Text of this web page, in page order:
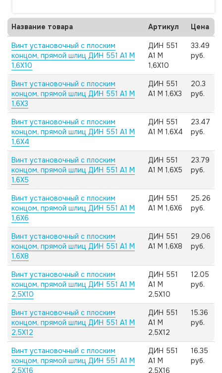
Название товара Артикул Цена
Винт установочный с плоским
концом, прямой шлиц ДИН 551 А1 M
1,6X10
ДИН 551
А1 M
1,6X10
33.49
руб.
Винт установочный с плоским
концом, прямой шлиц ДИН 551 А1 M
1,6X3
ДИН 551
А1 M 1,6X3
20.3
руб.
Винт установочный с плоским
концом, прямой шлиц ДИН 551 А1 M
1,6X4
ДИН 551
А1 M 1,6X4
23.47
руб.
Винт установочный с плоским
концом, прямой шлиц ДИН 551 А1 M
1,6X5
ДИН 551
А1 M 1,6X5
23.79
руб.
Винт установочный с плоским
концом, прямой шлиц ДИН 551 А1 M
1,6X6
ДИН 551
А1 M 1,6X6
25.26
руб.
Винт установочный с плоским
концом, прямой шлиц ДИН 551 А1 M
1,6X8
ДИН 551
А1 M 1,6X8
29.06
руб.
Винт установочный с плоским
концом, прямой шлиц ДИН 551 А1 M
2,5X10
ДИН 551
А1 M
2,5X10
12.05
руб.
Винт установочный с плоским
концом, прямой шлиц ДИН 551 А1 M
2,5X12
ДИН 551
А1 M
2,5X12
15.36
руб.
Винт установочный с плоским
концом, прямой шлиц ДИН 551 А1 M
2,5X16
ДИН 551
А1 M
2,5X16
16.35
руб.